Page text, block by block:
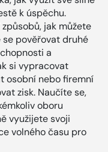
k úspěchu.
jak můžete
pověřovat druhé
a
si vypracovat
osobní nebo firemní
zisk. Naučíte se,
oboru
využijete svoji
volného času pro